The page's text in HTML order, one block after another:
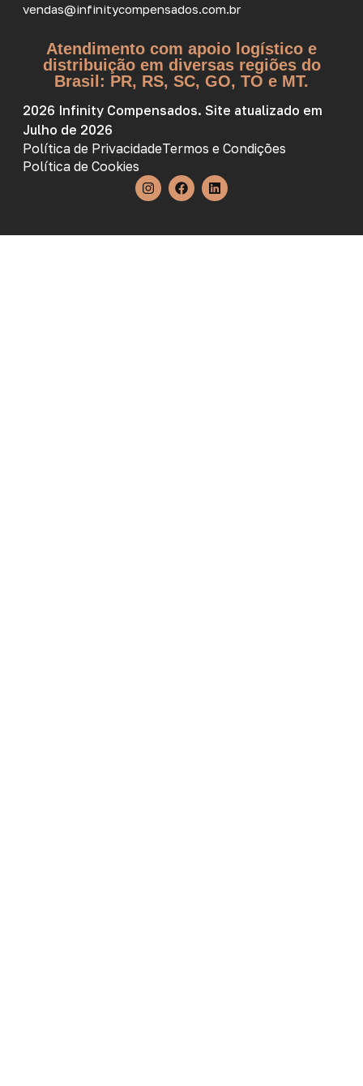
vendas@infinitycompensados.com.br
Atendimento com apoio logístico e
distribuição em diversas regiões do
Brasil: PR, RS, SC, GO, TO e MT.
2026 Infinity Compensados. Site atualizado em
Julho de 2026
Política de PrivacidadeTermos e Condições
Política de Cookies